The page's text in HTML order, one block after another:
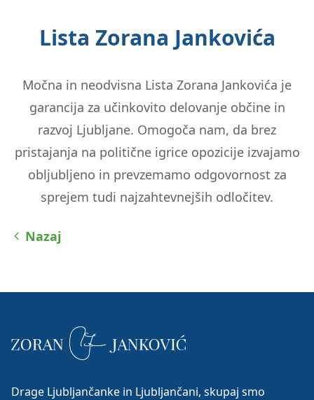
Lista Zorana Jankovića
Močna in neodvisna Lista Zorana Jankovića je
garancija za učinkovito delovanje občine in
razvoj Ljubljane. Omogoča nam, da brez
pristajanja na politične igrice opozicije izvajamo
obljubljeno in prevzemamo odgovornost za
sprejem tudi najzahtevnejših odločitev.
Nazaj
Drage Ljubljančanke in Ljubljančani, skupaj smo